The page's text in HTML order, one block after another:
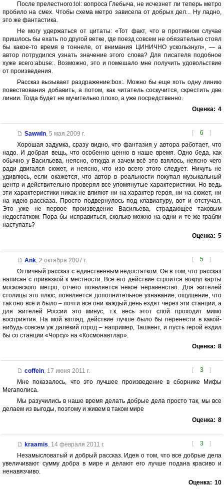
После прелестного:lol: вопроса Глебыча, не исчезнет ли теперь метро
пробило на смех. Чтобы схема метро зависела от добрых дел... Ну ладно,
это же фантастика.
Не могу удержаться от цитаты: «Тот факт, что в противном случае
пришлось бы ехать по другой ветке, где поезд совсем не обязательно стоял
бы какое-то время в тоннеле, от внимания ЦИНИЧНО ускользнул», — а
автор потрудился узнать значение этого слова? Для писателя подобное
хуже всего:abuse:. Возможно, это и помешало мне получить удовольствие
от произведения.
Рассказ вызывает раздражение:box:. Можно бы еще хоть одну линию
повествования добавить, а потом, как читатель соскучится, скрестить две
линии. Тогда будет не мучительно плохо, а уже посредственно.
Оценка: 4
[ 6 ]
Sawwin, 5 мая 2009 г.
Хорошая задумка, сразу видно, что фантазия у автора работает, что
надо. И добрая вещь, что особенно ценно в наше время. Одно беда, как
обычно у Васильева, неясно, откуда и зачем всё это взялось, неясно чего
ради двигался сюжет, и неясно, что изо всего этого следует. Ничуть не
удивлюсь, если окажется, что автор в реальности покупал музыкальный
центр и действительно проверял все упомянутые характеристики. Но ведь
эти характеристики никак не влияют ни на характер героя, ни на сюжет, ни
на идею рассказа. Просто подвернулось под клавиатуру, вот и отстучал.
Это уже не первое произведение Васильева, страдающее таковым
недостатком. Пора бы исправиться, сколько можно на одни и те же грабли
наступать?
Оценка: 5
[ 5 ]
Ank, 2 октября 2007 г.
Отличный рассказ с единственным недостатком. Он в том, что рассказ
написан с привязкой к местности. Всё его действие строится вокруг карты
московского метро, отчего появляется некое неравенство. Для жителей
столицы это плюс, появляется дополнительное узнавание, ощущение, что
так оно всё и было – почти все они каждый день ездят через эти станции, а
для жителей России это минус, т.к. весь этот слой проходит мимо
восприятия. На мой взгляд, действие лучше было бы перенести в какой-
нибудь совсем уж далёкий город – например, Ташкент, и пусть герой ездил
бы со станции «Чорсу» на «Космонавтлар».
Оценка: 8
[ 3 ]
coffein, 17 июня 2011 г.
Мне показалось, что это лучшее произведение в сборнике Мифы
Мегаполиса.
Мы разучились в наше время делать добрые дела просто так, мы все
делаем из выгоды, поэтому и живем в таком мире
Оценка: 8
[ 3 ]
kraamis, 14 февраля 2011 г.
Незамысловатый и добрый рассказ. Идея о том, что все добрые дела
увеличивают сумму добра в мире и делают его лучше подана красиво и
ненавязчиво.
Оценка: 10